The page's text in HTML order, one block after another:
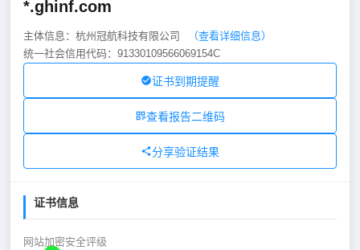
*.ghinf.com
主体信息：杭州冠航科技有限公司
（查看详细信息）
统一社会信用代码：91330109566069154C
证书到期提醒
查看报告二维码
分享验证结果
证书信息
网站加密安全评级